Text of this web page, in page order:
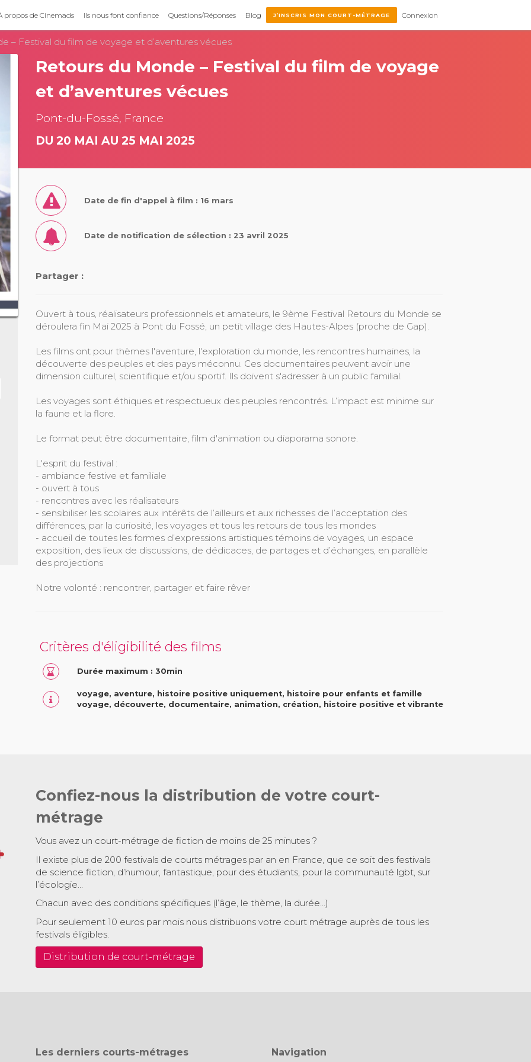
propos de Cinemads Ils nous font confiance Questions/Réponses Blog J’INSCRIS MON COURT-MÉTRAGE Connexion
– Festival du film de voyage et d’aventures vécues
Retours du Monde – Festival du film de voyage
et d’aventures vécues
Pont-du-Fossé, France
DU 20 MAI AU 25 MAI 2025
Date de fin d'appel à film : 16 mars
Date de notification de sélection : 23 avril 2025
Partager :
Ouvert à tous, réalisateurs professionnels et amateurs, le 9ème Festival Retours du Monde se
déroulera fin Mai 2025 à Pont du Fossé, un petit village des Hautes-Alpes (proche de Gap).
Les films ont pour thèmes l'aventure, l'exploration du monde, les rencontres humaines, la
découverte des peuples et des pays méconnu. Ces documentaires peuvent avoir une
dimension culturel, scientifique et/ou sportif. Ils doivent s'adresser à un public familial.
Les voyages sont éthiques et respectueux des peuples rencontrés. L’impact est minime sur
la faune et la flore.
Le format peut être documentaire, film d'animation ou diaporama sonore.
L'esprit du festival :
- ambiance festive et familiale
- ouvert à tous
- rencontres avec les réalisateurs
- sensibiliser les scolaires aux intérêts de l’ailleurs et aux richesses de l’acceptation des
différences, par la curiosité, les voyages et tous les retours de tous les mondes
- accueil de toutes les formes d’expressions artistiques témoins de voyages, un espace
exposition, des lieux de discussions, de dédicaces, de partages et d’échanges, en parallèle
des projections
Notre volonté : rencontrer, partager et faire rêver
Critères d'éligibilité des films
Durée maximum : 30min
voyage, aventure, histoire positive uniquement, histoire pour enfants et famille
voyage, découverte, documentaire, animation, création, histoire positive et vibrante
Confiez-nous la distribution de votre court-
métrage
Vous avez un court-métrage de fiction de moins de 25 minutes ?
Il existe plus de 200 festivals de courts métrages par an en France, que ce soit des festivals
de science fiction, d’humour, fantastique, pour des étudiants, pour la communauté lgbt, sur
l’écologie…
Chacun avec des conditions spécifiques (l’âge, le thème, la durée…)
Pour seulement 10 euros par mois nous distribuons votre court métrage auprès de tous les
festivals éligibles.
Distribution de court-métrage
Les derniers courts-métrages Navigation